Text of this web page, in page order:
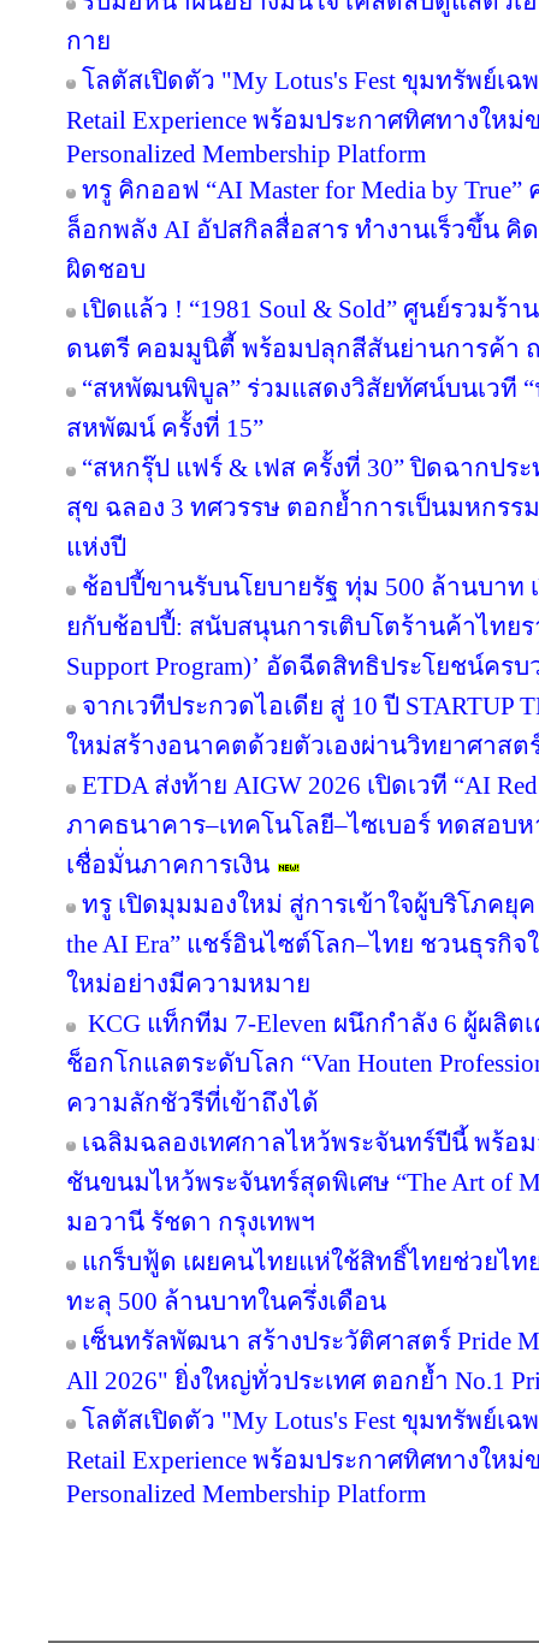
กาย
โลตัสเปิดตัว "My Lotus's Fest ขุมทรัพย์เ
Retail Experience พร้อมประกาศทิศทางใหม่
Personalized Membership Platform
ทรู คิกออฟ “AI Master for Media by
ล็อกพลัง AI อัปสกิลสื่อสาร ทำงานเร็วขึ้น คิ
ผิดชอบ
เปิดแล้ว ! “1981 Soul & Sold” ศูนย์รวม
ดนตรี คอมมูนิตี้ พร้อมปลุกสีสันย่านการค้า
“สหพัฒนพิบูล” ร่วมแสดงวิสัยทัศน์บนเวที
สหพัฒน์ ครั้งที่ 15”
“สหกรุ๊ป แฟร์ & เฟส ครั้งที่ 30” ปิดฉากป
สุข ฉลอง 3 ทศวรรษ ตอกย้ำการเป็นมหกร
แห่งปี
ช้อปปี้ขานรับนโยบายรัฐ ทุ่ม 500 ล้านบาท
ยกับช้อปปี้: สนับสนุนการเติบโตร้านค้าไทยร
Support Program)’ อัดฉีดสิทธิประโยชน์ครบ
จากเวทีประกวดไอเดีย สู่ 10 ปี STARTUP
ใหม่สร้างอนาคตด้วยตัวเองผ่านวิทยาศาสต
ETDA ส่งท้าย AIGW 2026 เปิดเวที “AI
ภาคธนาคาร–เทคโนโลยี–ไซเบอร์ ทดสอบห
เชื่อมั่นภาคการเงิน
ทรู เปิดมุมมองใหม่ สู่การเข้าใจผู้บริโภคยุค
the AI Era” แชร์อินไซต์โลก–ไทย ชวนธุรกิจ
ใหม่อย่างมีความหมาย
KCG แท็กทีม 7-Eleven ผนึกกำลัง 6 ผู้ผลิ
ช็อกโกแลตระดับโลก “Van Houten
ความลักชัวรีที่เข้าถึงได้
เฉลิมฉลองเทศกาลไหว้พระจันทร์ปีนี้ พร้อ
ชันขนมไหว้พระจันทร์สุดพิเศษ “The Art of
มอวานี รัชดา กรุงเทพฯ
แกร็บฟู้ด เผยคนไทยแห่ใช้สิทธิ์ไทยช่วยไท
ทะลุ 500 ล้านบาทในครึ่งเดือน
เซ็นทรัลพัฒนา สร้างประวัติศาสตร์ Pride
All 2026" ยิ่งใหญ่ทั่วประเทศ ตอกย้ำ No.1
โลตัสเปิดตัว "My Lotus's Fest ขุมทรัพย์เ
Retail Experience พร้อมประกาศทิศทางใหม่
Personalized Membership Platform